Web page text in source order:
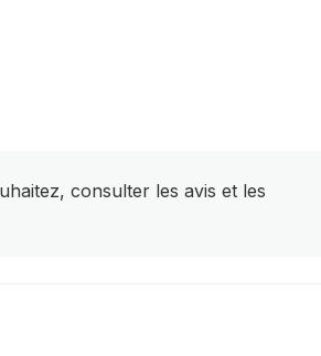
consulter les avis et les